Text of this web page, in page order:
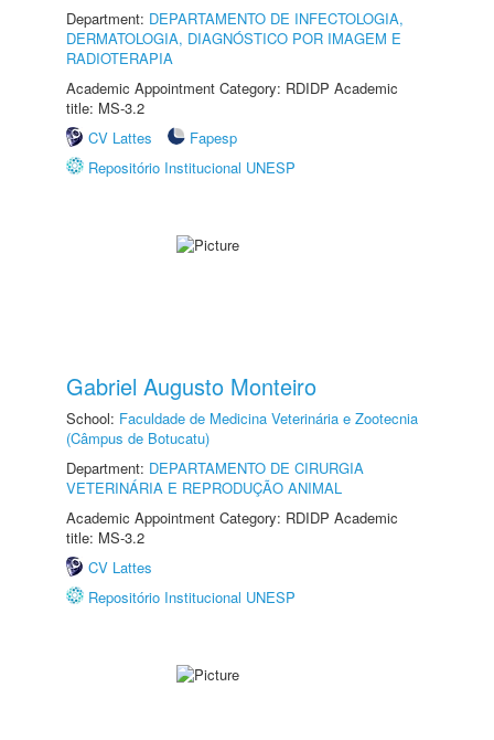
Department: DEPARTAMENTO DE INFECTOLOGIA,
DERMATOLOGIA, DIAGNÓSTICO POR IMAGEM E
RADIOTERAPIA
Academic Appointment Category: RDIDP Academic
title: MS-3.2
CV Lattes
Fapesp
Repositório Institucional UNESP
Gabriel Augusto Monteiro
School: Faculdade de Medicina Veterinária e Zootecnia
(Câmpus de Botucatu)
Department: DEPARTAMENTO DE CIRURGIA
VETERINÁRIA E REPRODUÇÃO ANIMAL
Academic Appointment Category: RDIDP Academic
title: MS-3.2
CV Lattes
Repositório Institucional UNESP